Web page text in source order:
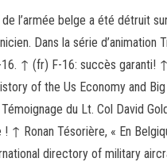
l’armée belge a été détruit
Dans la série
↑ (fr) F-16: succès garanti!
of the Us Economy and
du Lt. Col David
Ronan Tésorière, « En
directory of military